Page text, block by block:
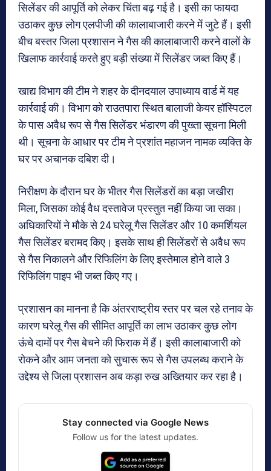
सिलेंडर की आपूर्ति को लेकर चिंता बढ़ गई है। इसी का फायदा
उठाकर कुछ लोग एलपीजी की कालाबाजारी करने में जुटे हैं। इसी
बीच बस्तर जिला प्रशासन ने गैस की कालाबाजारी करने वालों के
खिलाफ कार्रवाई करते हुए बड़ी संख्या में सिलेंडर जब्त किए हैं।
खाद्य विभाग की टीम ने शहर के दीनदयाल उपाध्याय वार्ड में यह
कार्रवाई की। विभाग को राउतपारा स्थित बालाजी केयर हॉस्पिटल
के पास अवैध रूप से गैस सिलेंडर भंडारण की पुख्ता सूचना मिली
थी। सूचना के आधार पर टीम ने प्रशांत महाजन नामक व्यक्ति के
घर पर अचानक दबिश दी।
निरीक्षण के दौरान घर के भीतर गैस सिलेंडरों का बड़ा जखीरा
मिला, जिसका कोई वैध दस्तावेज प्रस्तुत नहीं किया जा सका।
अधिकारियों ने मौके से 24 घरेलू गैस सिलेंडर और 10 कमर्शियल
गैस सिलेंडर बरामद किए। इसके साथ ही सिलेंडरों से अवैध रूप
से गैस निकालने और रिफिलिंग के लिए इस्तेमाल होने वाले 3
रिफिलिंग पाइप भी जब्त किए गए।
प्रशासन का मानना है कि अंतरराष्ट्रीय स्तर पर चल रहे तनाव के
कारण घरेलू गैस की सीमित आपूर्ति का लाभ उठाकर कुछ लोग
ऊंचे दामों पर गैस बेचने की फिराक में हैं। इसी कालाबाजारी को
रोकने और आम जनता को सुचारू रूप से गैस उपलब्ध कराने के
उद्देश्य से जिला प्रशासन अब कड़ा रुख अख्तियार कर रहा है।
Stay connected via Google News
Follow us for the latest updates.